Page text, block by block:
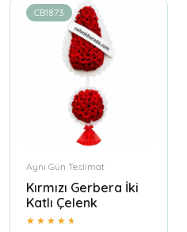
CB1873
Aynı Gün Teslimat
Kırmızı Gerbera İki
Katlı Çelenk